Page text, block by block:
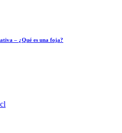
– ¿Qué es una foja?